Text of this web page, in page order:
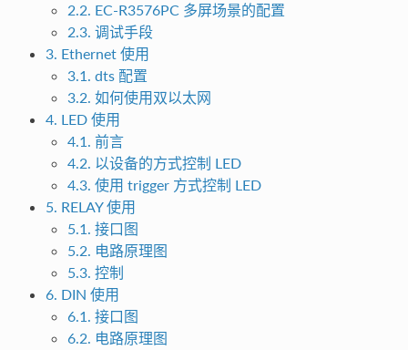
2.2. EC-R3576PC 多屏场景的配置
2.3. 调试手段
3. Ethernet 使用
3.1. dts 配置
3.2. 如何使用双以太网
4. LED 使用
4.1. 前言
4.2. 以设备的方式控制 LED
4.3. 使用 trigger 方式控制 LED
5. RELAY 使用
5.1. 接口图
5.2. 电路原理图
5.3. 控制
6. DIN 使用
6.1. 接口图
6.2. 电路原理图